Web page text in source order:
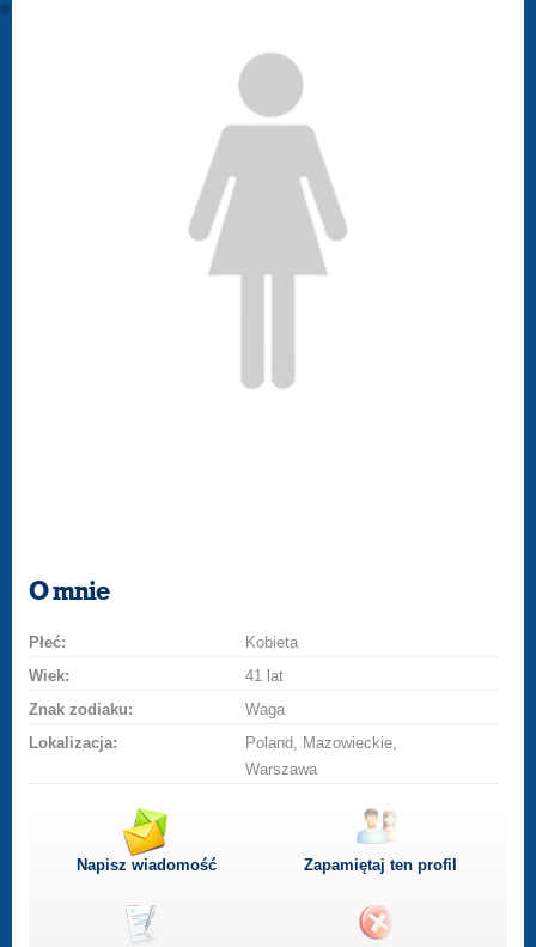
O mnie
Płeć:
Kobieta
Wiek:
41 lat
Znak zodiaku:
Waga
Lokalizacja:
Poland, Mazowieckie,
Warszawa
Napisz wiadomość Zapamiętaj ten profil